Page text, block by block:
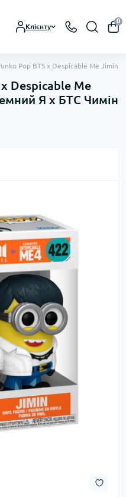
Клієнту
0
Pop BTS x Despicable Me
Despicable Me
Я x БТС Чимін